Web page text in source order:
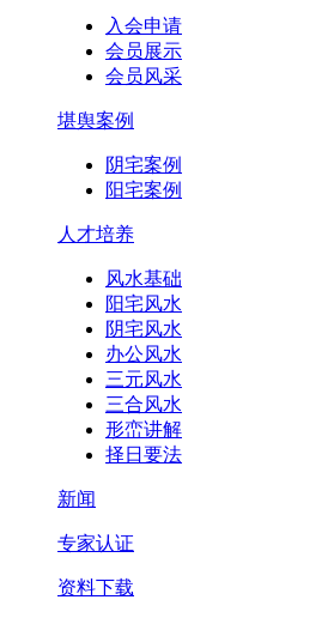
入会申请
会员展示
会员风采
堪舆案例
阴宅案例
阳宅案例
人才培养
风水基础
阳宅风水
阴宅风水
办公风水
三元风水
三合风水
形峦讲解
择日要法
新闻
专家认证
资料下载